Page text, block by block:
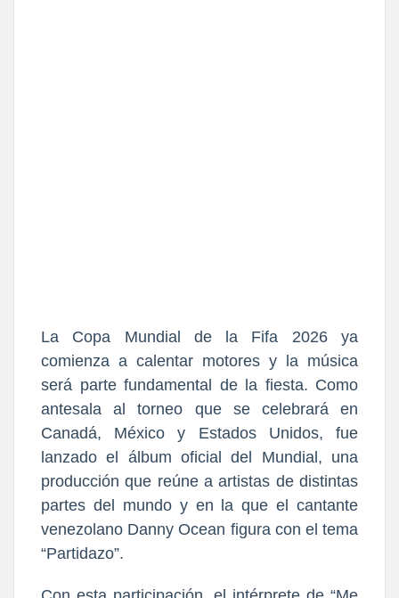
La Copa Mundial de la Fifa 2026 ya
comienza a calentar motores y la música
será parte fundamental de la fiesta. Como
antesala al torneo que se celebrará en
Canadá, México y Estados Unidos, fue
lanzado el álbum oficial del Mundial, una
producción que reúne a artistas de distintas
partes del mundo y en la que el cantante
venezolano Danny Ocean figura con el tema
“Partidazo”.